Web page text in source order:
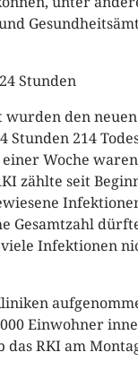
Stunden
den
Stunden 214
Woche waren
zählte seit
Gesamtzahl
Infektionen
Einwohner
das RKI am